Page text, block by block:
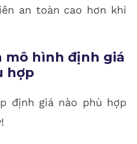
an toàn cao hơn khi
mô hình định giá
hợp
định giá nào phù hợp